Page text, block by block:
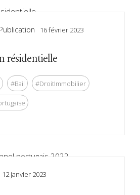
Publication 16 février 2023
résidentielle
#Bail #DroitImmobilier
12 janvier 2023